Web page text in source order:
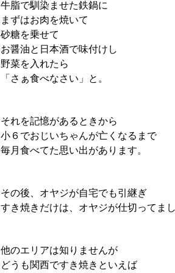
牛脂で馴染ませた鉄鍋に
まずはお肉を焼いて
砂糖を乗せて
お醤油と日本酒で味付けし
野菜を入れたら
「さぁ食べなさい」と。
それを記憶があるときから
小６でおじいちゃんが亡くなるまで
毎月食べてた思い出があります。
その後、オヤジが自宅でも引継ぎ
すき焼きだけは、オヤジが仕切ってま
他のエリアは知りませんが
どうも関西ですき焼きといえば